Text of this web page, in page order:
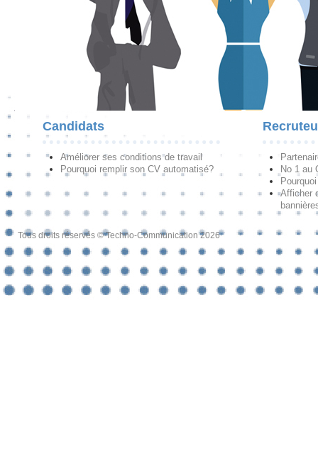
Candidats
Améliorer ses conditions de travail
Pourquoi remplir son CV automatisé?
No 1 au
Afficher
Tous droits réservés © Techno-Communication 2026